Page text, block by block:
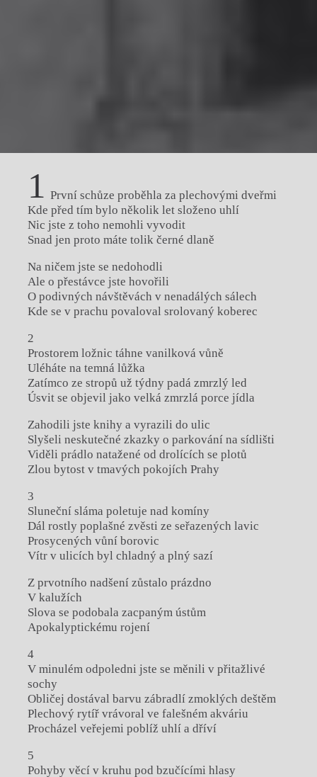
1 První schůze proběhla za plechovými dveřmi
Kde před tím bylo několik let složeno uhlí
Nic jste z toho nemohli vyvodit
Snad jen proto máte tolik černé dlaně
Na ničem jste se nedohodli
Ale o přestávce jste hovořili
O podivných návštěvách v nenadálých sálech
Kde se v prachu povaloval srolovaný koberec
2
Prostorem ložnic táhne vanilková vůně
Uléháte na temná lůžka
Zatímco ze stropů už týdny padá zmrzlý led
Úsvit se objevil jako velká zmrzlá porce jídla
Zahodili jste knihy a vyrazili do ulic
Slyšeli neskutečné zkazky o parkování na sídlišti
Viděli prádlo natažené od drolících se plotů
Zlou bytost v tmavých pokojích Prahy
3
Sluneční sláma poletuje nad komíny
Dál rostly poplašné zvěsti ze seřazených lavic
Prosycených vůní borovic
Vítr v ulicích byl chladný a plný sazí
Z prvotního nadšení zůstalo prázdno
V kalužích
Slova se podobala zacpaným ústům
Apokalyptickému rojení
4
V minulém odpoledni jste se měnili v přitažlivé
sochy
Obličej dostával barvu zábradlí zmoklých deštěm
Plechový rytíř vrávoral ve falešném akváriu
Procházel veřejemi poblíž uhlí a dříví
5
Pohyby věcí v kruhu pod bzučícími hlasy